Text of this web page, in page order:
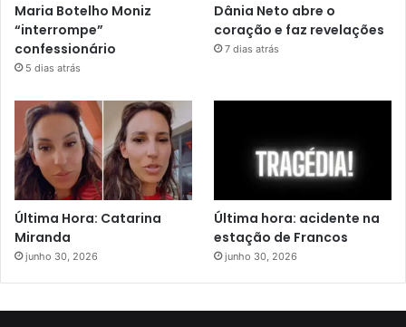
Maria Botelho Moniz
“interrompe”
confessionário
5 dias atrás
Dânia Neto abre o
coração e faz revelações
7 dias atrás
Última Hora: Catarina
Miranda
junho 30, 2026
Última hora: acidente na
estação de Francos
junho 30, 2026